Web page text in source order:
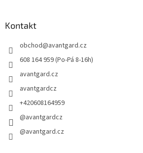
Kontakt
obchod@avantgard.cz
608 164 959 (Po-Pá 8-16h)
avantgard.cz
avantgardcz
+420608164959
@avantgardcz
@avantgard.cz